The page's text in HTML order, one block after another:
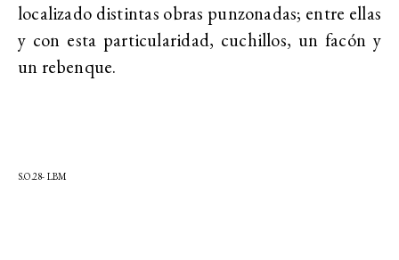
localizado distintas obras punzonadas; entre ellas
y con esta particularidad, cuchillos, un facón y
un rebenque.
S.O.28- LBM